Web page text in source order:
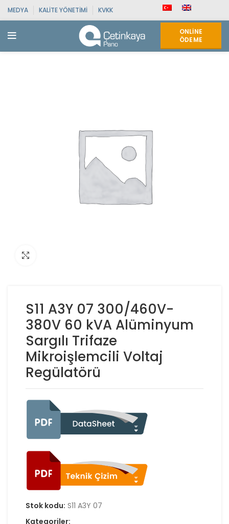
MEDYA KALITE YÖNETIMI KVKK
ONLINE
ÖDEME
S11 A3Y 07 300/460V-
380V 60 kVA Alüminyum
Sargılı Trifaze
Mikroişlemcili Voltaj
Regülatörü
Stok kodu: S11 A3Y 07
Kategoriler: